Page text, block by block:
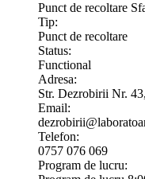
Punct de recoltare
Tip:
Punct de recoltare
Status:
Functional
Adresa:
Str. Dezrobirii Nr.
Email:
Telefon:
0757 076 069
Program de lucru: